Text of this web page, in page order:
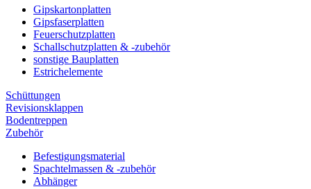
Gipskartonplatten
Gipsfaserplatten
Feuerschutzplatten
Schallschutzplatten & -zubehör
sonstige Bauplatten
Estrichelemente
Schüttungen
Revisionsklappen
Bodentreppen
Zubehör
Befestigungsmaterial
Spachtelmassen & -zubehör
Abhänger